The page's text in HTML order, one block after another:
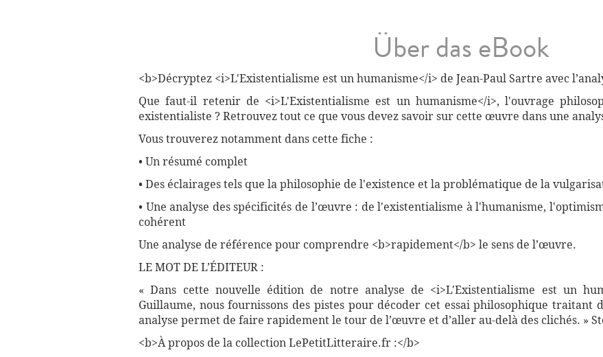
Über das eBook
<b>Décryptez <i>L'Existentialisme est un humanisme</i> de Jean-Paul Sartre avec
Que faut-il retenir de <i>L'Existentialisme est un humanisme</i>, l'ouvrage
existentialiste ? Retrouvez tout ce que vous devez savoir sur cette œuvre dans une
Vous trouverez notamment dans cette fiche :
• Un résumé complet
• Des éclairages tels que la philosophie de l'existence et la problématique de la
• Une analyse des spécificités de l’œuvre : de l'existentialisme à l'humanisme,
cohérent
Une analyse de référence pour comprendre <b>rapidement</b> le sens de l’œuvre.
LE MOT DE L’ÉDITEUR :
« Dans cette nouvelle édition de notre analyse de <i>L'Existentialisme est un
Guillaume, nous fournissons des pistes pour décoder cet essai philosophique
analyse permet de faire rapidement le tour de l’œuvre et d’aller au-delà des clichés. »
<b>À propos de la collection LePetitLitteraire.fr :</b>